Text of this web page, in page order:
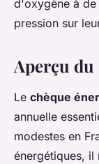
d'oxygène à
pression sur
Aperçu du
Le chèque
annuelle
modestes en
énergétiques, il